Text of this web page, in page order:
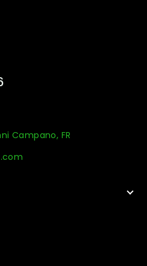
Campano, FR